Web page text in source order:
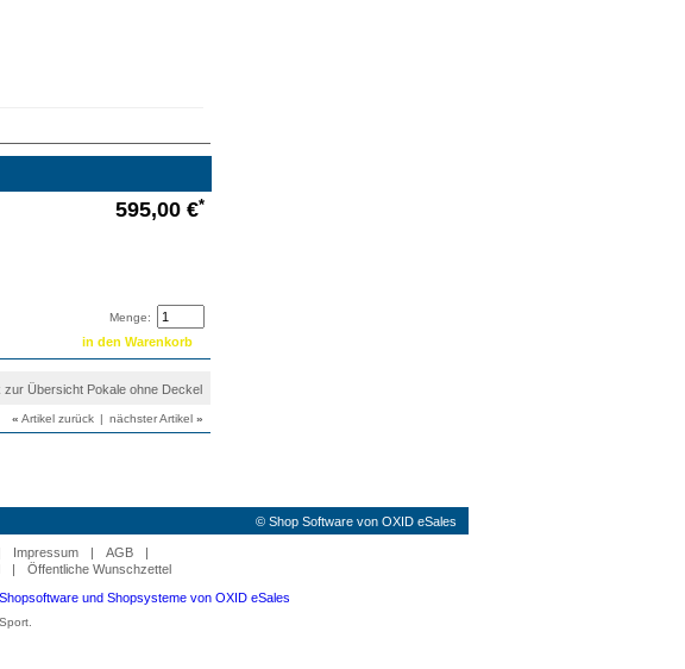
595,00 €*
Menge:
zur Übersicht Pokale ohne Deckel
« Artikel zurück | nächster Artikel »
© Shop Software von OXID eSales
Impressum | AGB
|
| Öffentliche Wunschzettel